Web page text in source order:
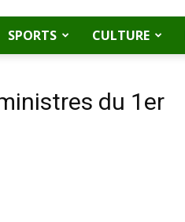
SPORTS CULTURE
du 1er